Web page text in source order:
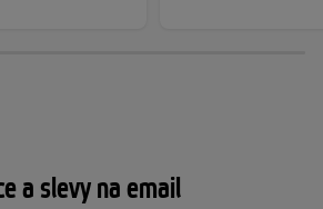
a slevy na email